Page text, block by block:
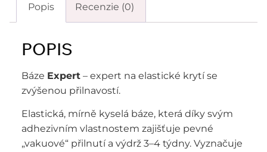
Popis Recenzie (0)
POPIS
Báze Expert – expert na elastické krytí se
zvýšenou přilnavostí.
Elastická, mírně kyselá báze, která díky svým
adhezivním vlastnostem zajišťuje pevné
„vakuové“ přilnutí a výdrž 3–4 týdny. Vyznačuje